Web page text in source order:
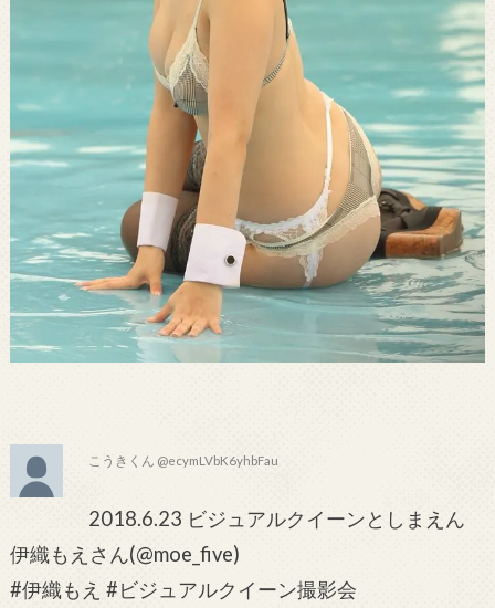
こうきくん @ecymLVbK6yhbFau
2018.6.23 ビジュアルクイーンとしまえん
伊織もえさん(@moe_five)
#伊織もえ #ビジュアルクイーン撮影会